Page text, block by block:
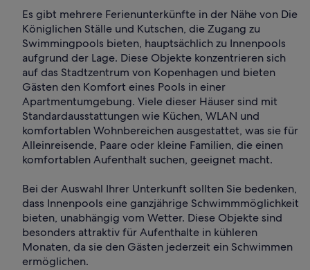
Es gibt mehrere Ferienunterkünfte in der Nähe von Die
Königlichen Ställe und Kutschen, die Zugang zu
Swimmingpools bieten, hauptsächlich zu Innenpools
aufgrund der Lage. Diese Objekte konzentrieren sich
auf das Stadtzentrum von Kopenhagen und bieten
Gästen den Komfort eines Pools in einer
Apartmentumgebung. Viele dieser Häuser sind mit
Standardausstattungen wie Küchen, WLAN und
komfortablen Wohnbereichen ausgestattet, was sie für
Alleinreisende, Paare oder kleine Familien, die einen
komfortablen Aufenthalt suchen, geeignet macht.
Bei der Auswahl Ihrer Unterkunft sollten Sie bedenken,
dass Innenpools eine ganzjährige Schwimmmöglichkeit
bieten, unabhängig vom Wetter. Diese Objekte sind
besonders attraktiv für Aufenthalte in kühleren
Monaten, da sie den Gästen jederzeit ein Schwimmen
ermöglichen.